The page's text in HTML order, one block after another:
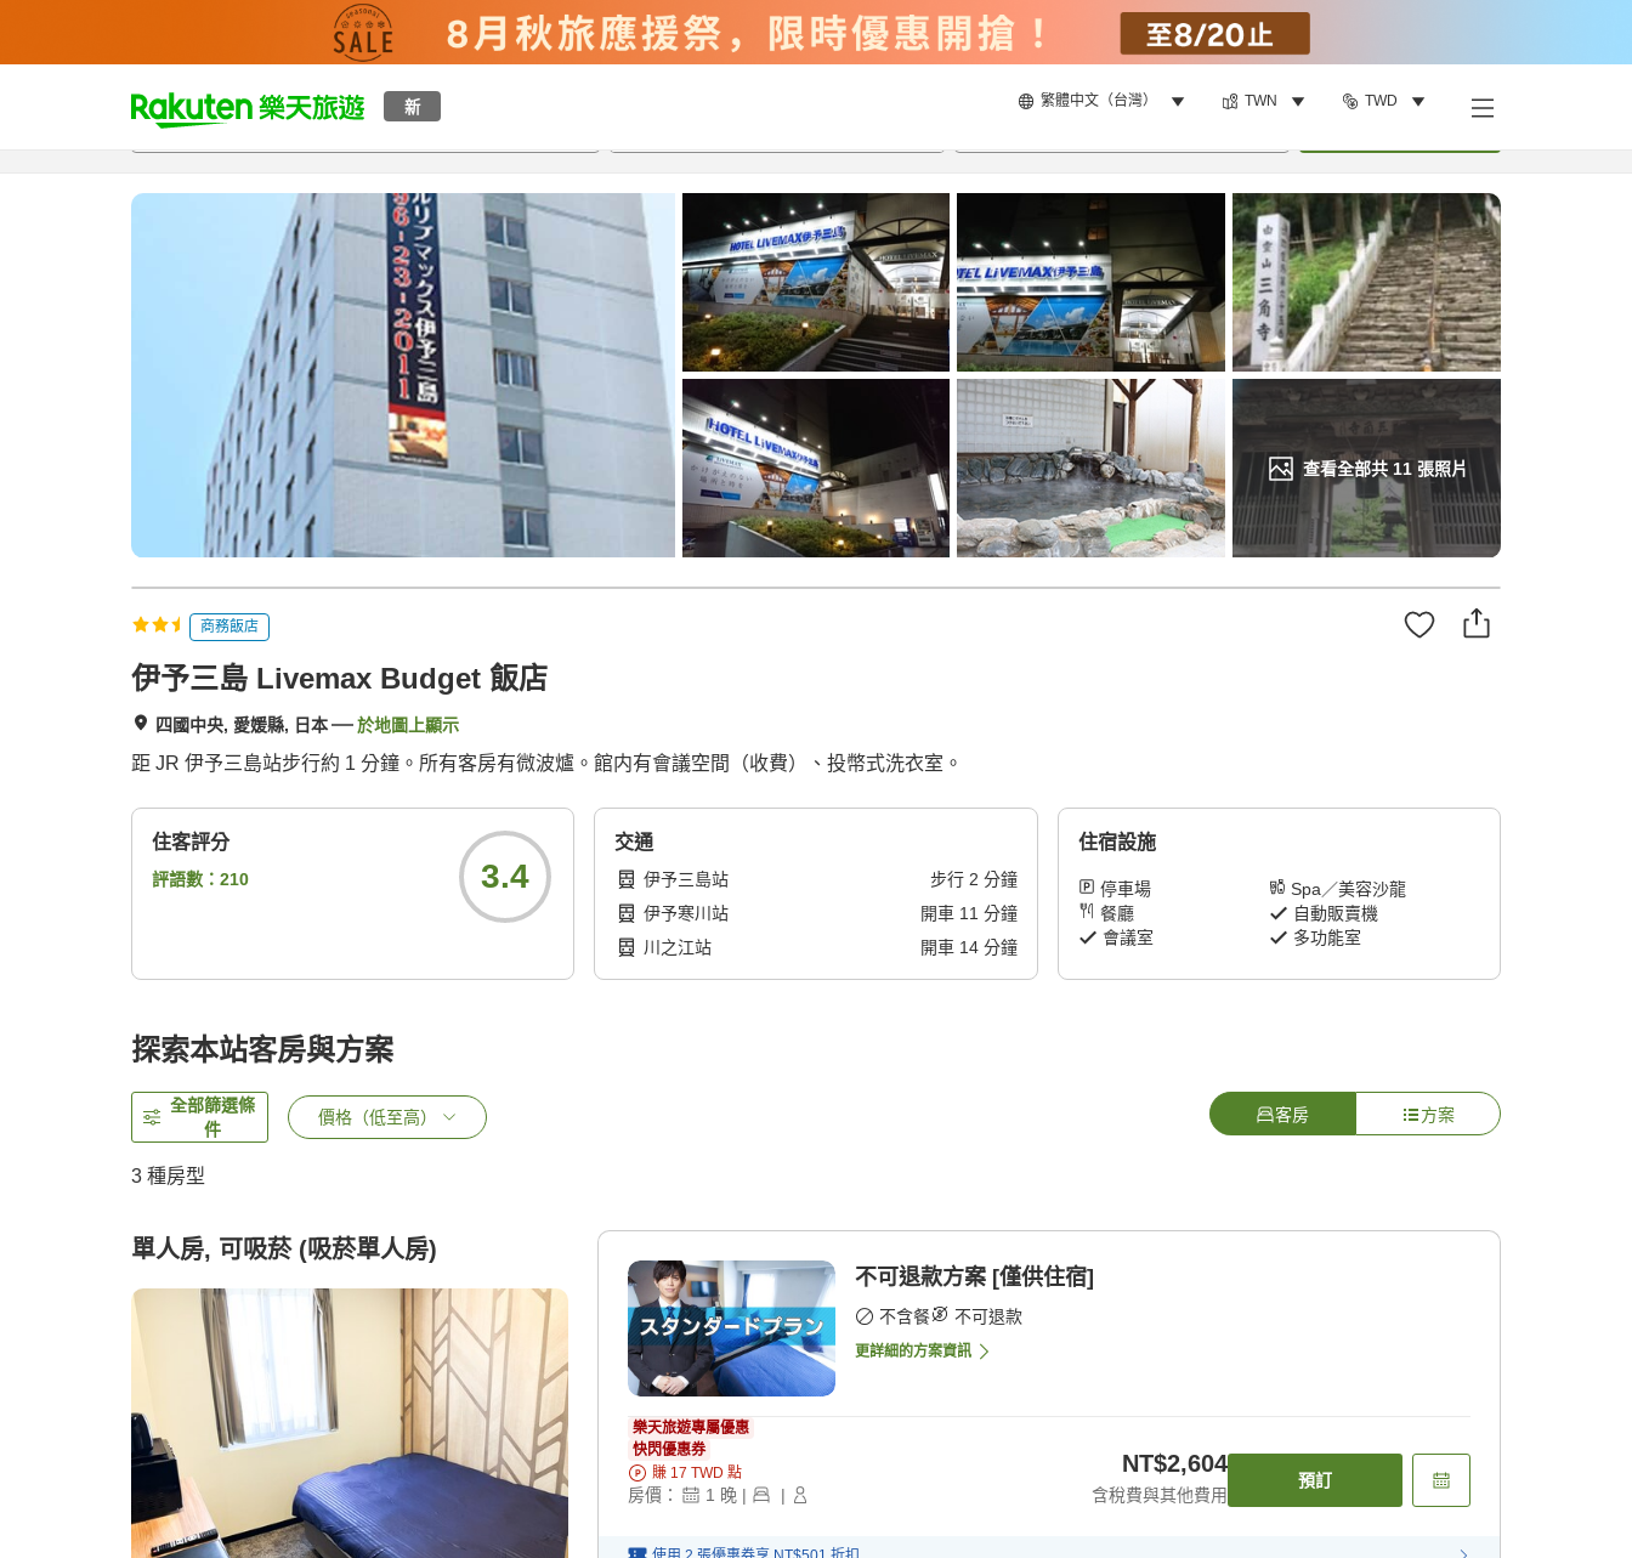
新 繁體中文（台灣） TWN TWD
t
p
a
查看全部共 11張照片
總覽客房與方案評語特點設施
商務飯店
伊予三島 Livemax Budget 飯店
四國中央, 愛媛縣, 日本 於地圖上顯示
距 JR 伊予三島站步行約 1 分鐘。所有客房有微波爐。館内有會議空間（收費）、投幣式洗衣室。
住客評分
評語數： 210 3.4
交通
伊予三島站 步行 2 分鐘
伊予寒川站
開車 11 分鐘
川之江站
開車 14分鐘
住宿設施
停車場
Spa／美容沙龍
餐廳
自動販賣機
會議室
多功能室
探索本站客房與方案
全部篩選條
件
價格（低至高） 客房 方案
3 種房型
單人房, 可吸菸 (吸菸單人房)
不可退款方案 [僅供住宿]
不含餐 不可退款
更詳細的方案資訊
樂天旅遊專屬優惠
快閃優惠券
賺 17 TWD 點
房價： 1 晚 | |
NT$2,604
含稅費與其他費用
預訂